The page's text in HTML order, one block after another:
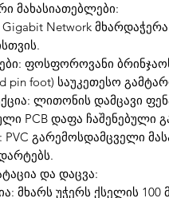
მახასიათებლები:
Gigabit Network
ფოსფოროვანი
pin foot) საუკეთესო
ლითონის დამცავი
PCB დაფა ჩაშენებული
PVC გარემოსდამცველი
და დაცვა:
მხარს უჭერს ქსელის